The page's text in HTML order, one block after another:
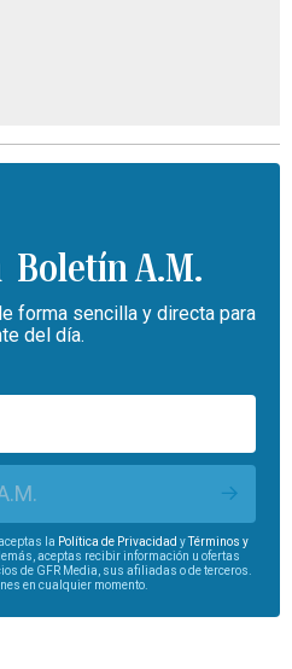
Boletín A.M.
forma sencilla y directa para
del día.
la Política de Privacidad yTérminos y
aceptas recibir información u ofertas
de GFR Media, sus afiliadas o de terceros.
en cualquier momento.